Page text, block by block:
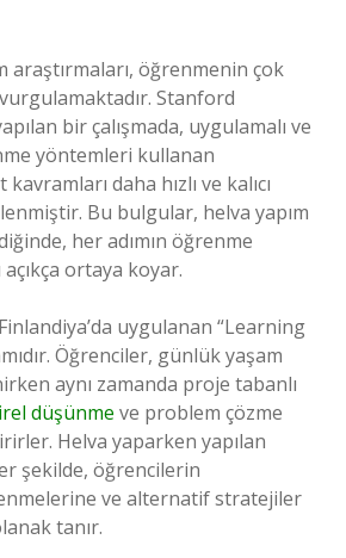
araştırmaları, öğrenmenin çok
Stanford
bir çalışmada, uygulamalı ve
yöntemleri kullanan
daha hızlı ve kalıcı
Bu bulgular, helva yapım
her adımın öğrenme
açıkça ortaya koyar.
uygulanan “Learning
Öğrenciler, günlük yaşam
aynı zamanda proje tabanlı
düşünme ve problem çözme
Helva yaparken yapılan
şekilde, öğrencilerin
ve alternatif stratejiler
tanır.